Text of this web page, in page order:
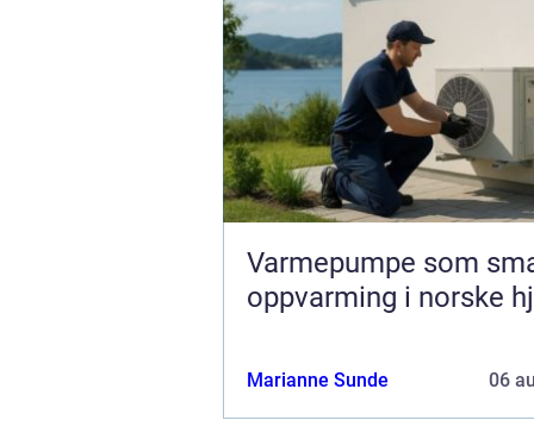
Varmepumpe som
oppvarming i norske
Marianne Sunde 06